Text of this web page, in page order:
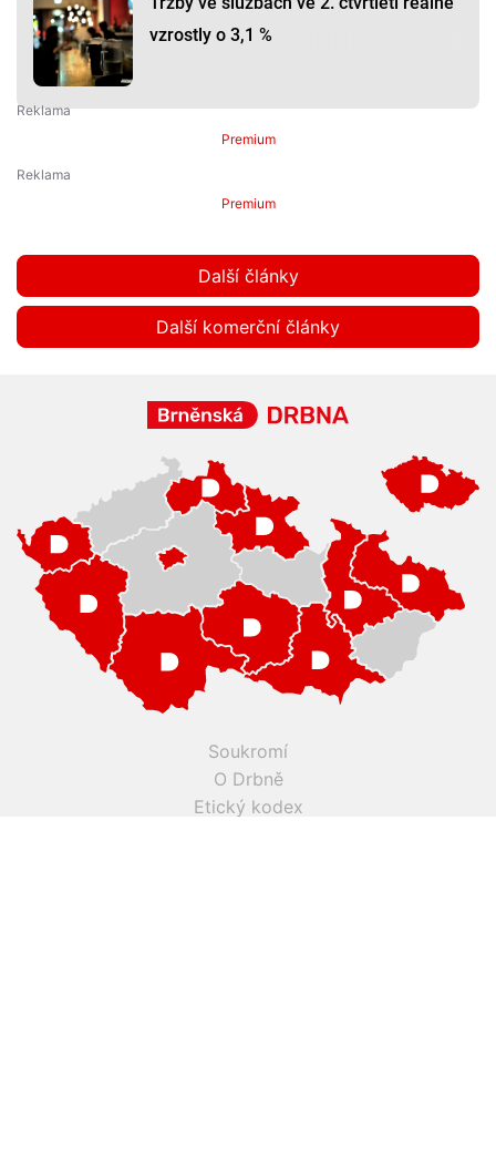
vzrostly o 3,1 %
Premium
Premium
Další články
Další komerční články
Soukromí
O Drbně
Etický kodex